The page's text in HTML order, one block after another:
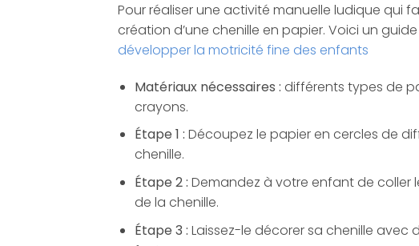
Pour réaliser une activité manuelle ludique qui
création d’une chenille en papier. Voici un
développer la motricité fine des enfants
Matériaux nécessaires : différents types de
crayons.
Étape 1 : Découpez le papier en cercles de
chenille.
Étape 2 : Demandez à votre enfant de coller
de la chenille.
Étape 3 : Laissez-le décorer sa chenille avec